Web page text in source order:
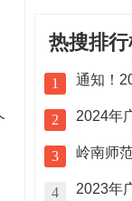
热搜排
1 通知！
2 2024年
3 岭南师范
4 2023年